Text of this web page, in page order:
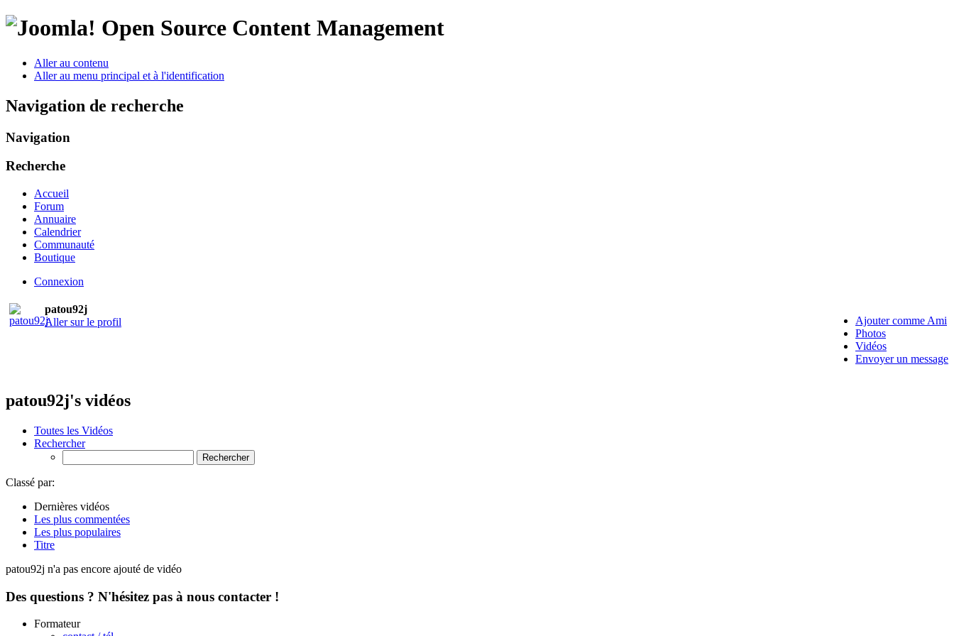
Open Source Content Management
Aller au contenu
Aller au menu principal et à l'identification
Navigation de recherche
Navigation
Recherche
Accueil
Forum
Annuaire
Calendrier
Communauté
Boutique
Connexion
patou92j
Aller sur le profil
Ajouter comme Ami
Photos
Vidéos
Envoyer un message
patou92j's vidéos
Toutes les Vidéos
Rechercher
Classé par:
Dernières vidéos
Les plus commentées
Les plus populaires
Titre
patou92j n'a pas encore ajouté de vidéo
Des questions ? N'hésitez pas à nous contacter !
Formateur